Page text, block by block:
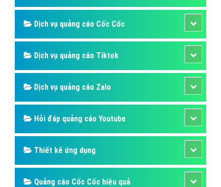
Dịch vụ quảng cáo Cốc Cốc
Dịch vụ quảng cáo Tiktok
Dịch vụ quảng cáo Zalo
Hỏi đáp quảng cáo Youtube
Thiết kế ứng dụng
Quảng cáo Cốc Cốc hiệu quả